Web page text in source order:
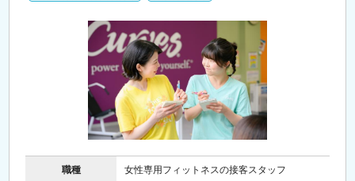
職種 女性専用フィットネスの接客スタッフ